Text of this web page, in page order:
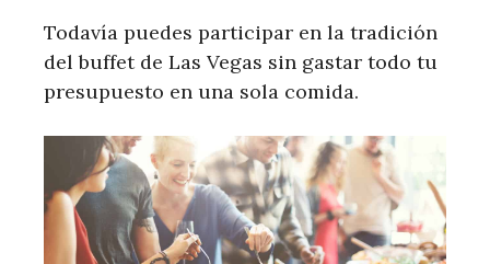
Todavía puedes participar en la tradición
del buffet de Las Vegas sin gastar todo tu
presupuesto en una sola comida.